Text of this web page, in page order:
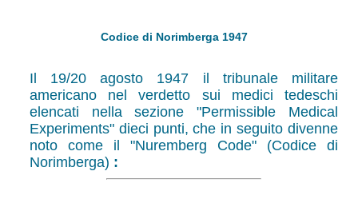
Codice di Norimberga 1947
Il 19/20 agosto 1947 il tribunale militare
americano nel verdetto sui medici tedeschi
elencati nella sezione "Permissible Medical
Experiments" dieci punti, che in seguito divenne
noto come il "Nuremberg Code" (Codice di
Norimberga) :